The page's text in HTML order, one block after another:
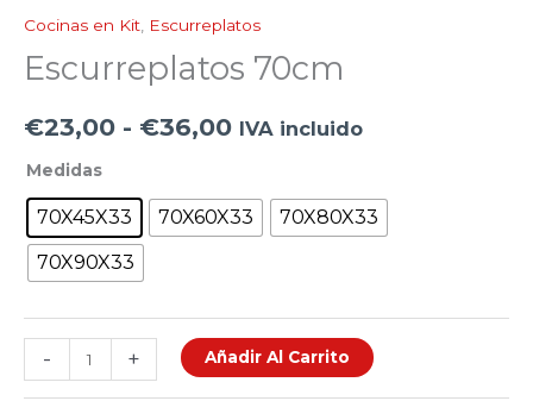
Cocinas en Kit, Escurreplatos
Escurreplatos 70cm
€23,00 - €36,00 IVA incluido
Medidas
70X45X33 70X60X33
70X80X33
70X90X33
- + Añadir Al Carrito